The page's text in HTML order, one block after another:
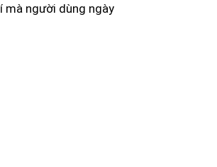
mà người dùng ngày